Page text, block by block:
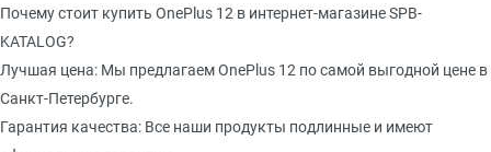
Почему стоит купить OnePlus 12 в интернет-магазине SPB-
KATALOG?
Лучшая цена: Мы предлагаем OnePlus 12 по самой выгодной цене в
Санкт-Петербурге.
Гарантия качества: Все наши продукты подлинные и имеют